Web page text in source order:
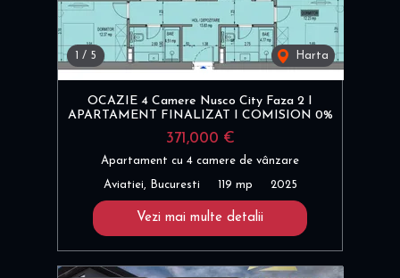
1 / 5 Harta
OCAZIE 4 Camere Nusco City Faza 2 I
APARTAMENT FINALIZAT I COMISION 0%
371,000 €
Apartament cu 4 camere de vânzare
Aviatiei, Bucuresti 119 mp 2025
Vezi mai multe detalii